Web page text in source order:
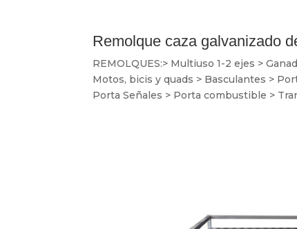
Remolque caza galvanizado
REMOLQUES:> Multiuso 1-2 ejes >
Motos, bicis y quads > Basculantes >
Porta Señales > Porta combustible >